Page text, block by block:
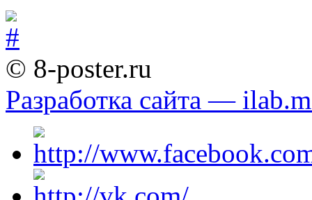
© 8-poster.ru
Разработка сайта —